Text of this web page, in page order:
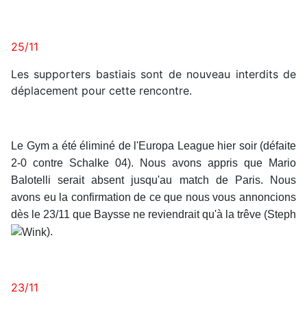
25/11
Les supporters bastiais sont de nouveau interdits de
déplacement pour cette rencontre.
Le Gym a été éliminé de l'Europa League hier soir (défaite
2-0 contre Schalke 04). Nous avons appris que Mario
Balotelli serait absent jusqu'au match de Paris. Nous
avons eu la confirmation de ce que nous vous annoncions
dès le 23/11 que Baysse ne reviendrait qu'à la trêve (Steph
).
23/11